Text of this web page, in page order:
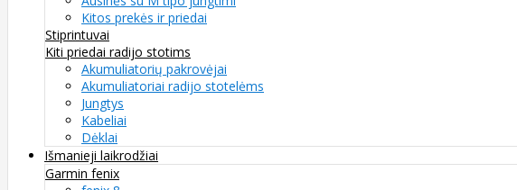
Kitos prekės ir priedai
Stiprintuvai
Kiti priedai radijo stotims
Akumuliatorių pakrovėjai
Akumuliatoriai radijo stotelėms
Jungtys
Kabeliai
Dėklai
Išmanieji laikrodžiai
Garmin fenix